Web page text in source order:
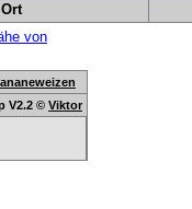
Ort
von
V2.2 © Viktor